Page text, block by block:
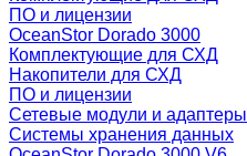
ПО и лицензии
OceanStor Dorado 3000
Комплектующие для СХД
Накопители для СХД
ПО и лицензии
Сетевые модули и адаптеры
Системы хранения данных